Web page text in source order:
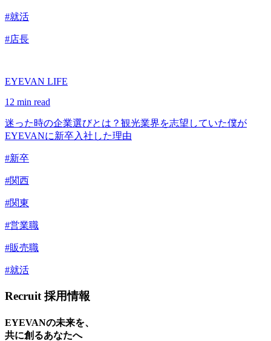
#就活
#店長
EYEVAN LIFE
12 min read
迷った時の企業選びとは？観光業界を志望していた僕が
EYEVANに新卒入社した理由
#新卒
#関西
#関東
#営業職
#販売職
#就活
Recruit 採用情報
EYEVANの未来を、
共に創るあなたへ